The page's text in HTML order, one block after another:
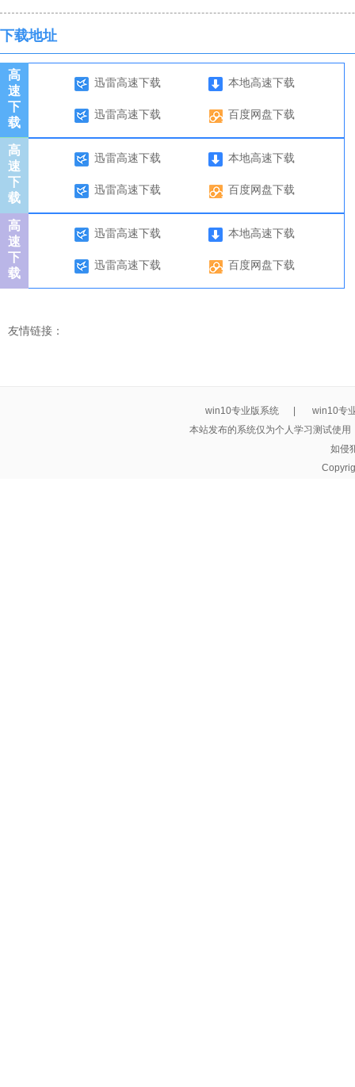
下载地址
高
速
下
载
迅雷高速下载 本地高速下载
迅雷高速下载 百度网盘下载
高
速
下
载
迅雷高速下载 本地高速下载
迅雷高速下载 百度网盘下载
高
速
下
载
迅雷高速下载 本地高速下载
迅雷高速下载 百度网盘下载
友情链接：
win10专业版系统 |
win10专
本站发布的系统仅为个人学习测试使
如侵